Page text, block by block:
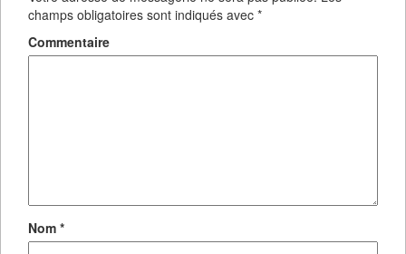
champs obligatoires sont indiqués avec *
Commentaire
Nom *